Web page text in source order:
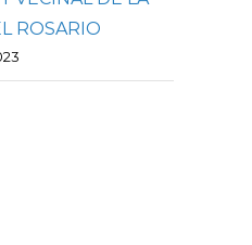
ROSARIO